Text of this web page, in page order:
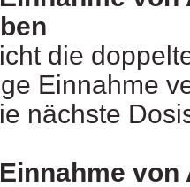
die
Einnahme
nächste